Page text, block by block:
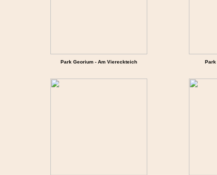
Park Georium - Am Viereckteich Park